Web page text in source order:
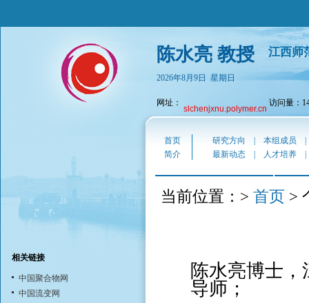
陈水亮 教授 江西师
2026年8月9日 星期日
网址： slchenjxnu.polymer.cn 访问量：
相关链接
中国聚合物网
中国流变网
首页 研究方向 本组成员
简介
最新动态 人才培养
当前位置：> 首页 >
陈水亮博士
导师；